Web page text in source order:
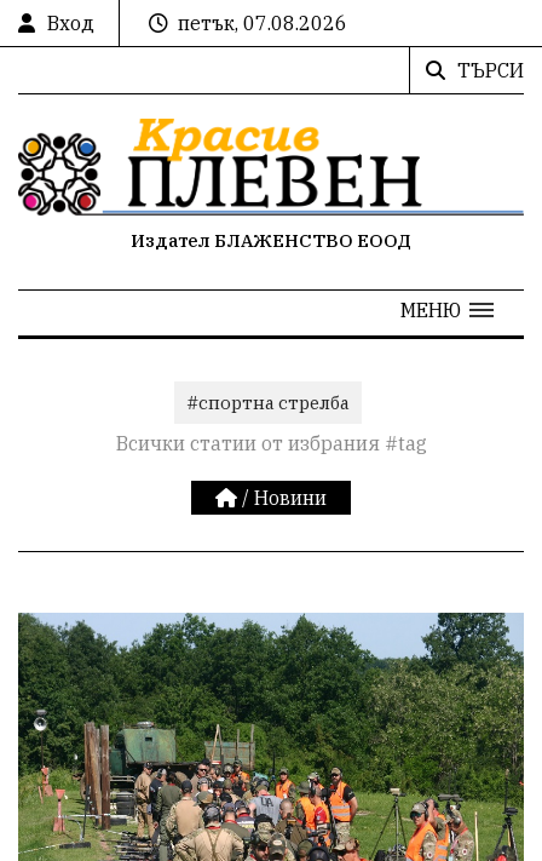
Вход
петък, 07.08.2026
ТЪРСИ
Издател БЛАЖЕНСТВО ЕООД
МЕНЮ
#спортна стрелба
Всички статии от избрания #tag
/ Новини